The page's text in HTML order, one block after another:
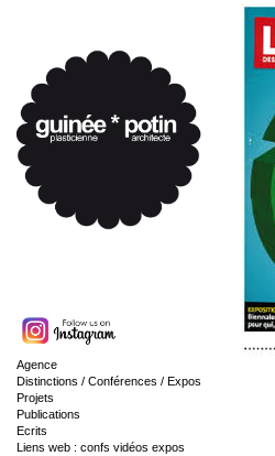
Agence
Distinctions / Conférences / Expos
Projets
Publications
Ecrits
Liens web : confs vidéos expos